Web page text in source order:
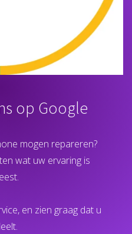
op Google
mogen repareren?
wat uw ervaring is
en zien graag dat u